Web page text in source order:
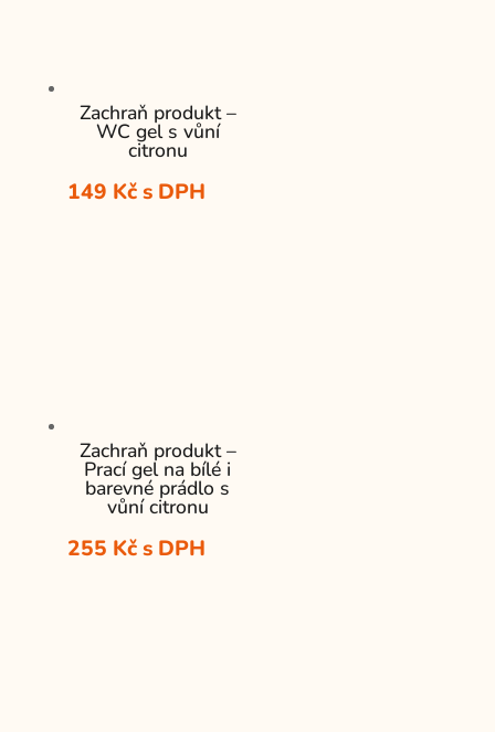
Zachraň produkt –
WC gel s vůní
citronu
149 Kč s DPH
Zachraň produkt –
Prací gel na bílé i
barevné prádlo s
vůní citronu
255 Kč s DPH